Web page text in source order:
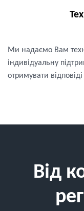
Ми надаємо Вам
індивідуальну
отримувати
Від